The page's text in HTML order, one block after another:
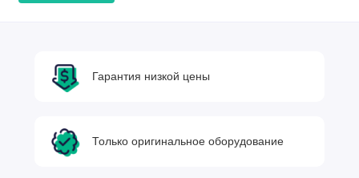
Гарантия низкой цены
Только оригинальное оборудование